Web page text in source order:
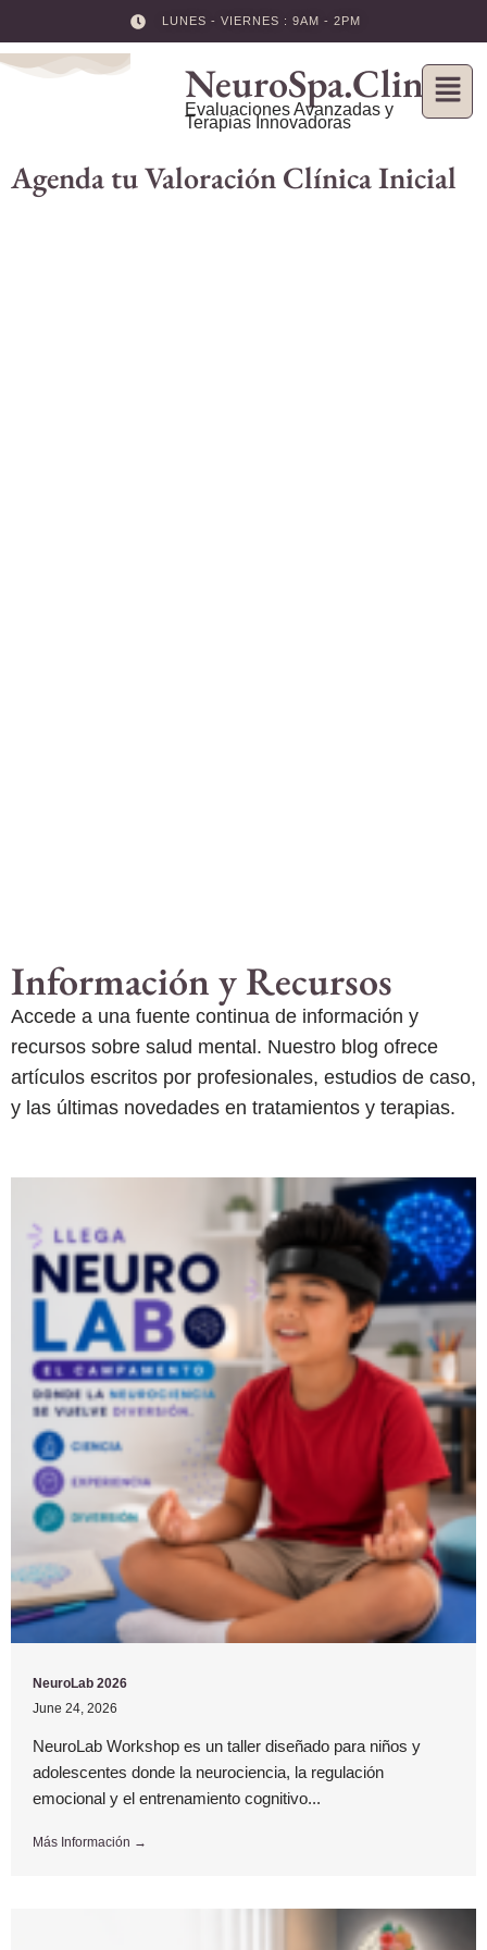
Skip
LUNES - VIERNES : 9AM - 2PM
NeuroSpa.Clinic
Evaluaciones Avanzadas y
Terapias Innovadoras
Agenda tu Valoración Clínica Inicial
Información y Recursos
Accede a una fuente continua de información y
recursos sobre salud mental. Nuestro blog ofrece
artículos escritos por profesionales, estudios de caso,
y las últimas novedades en tratamientos y terapias.
NeuroLab 2026
June 24, 2026
NeuroLab Workshop es un taller diseñado para niños y
adolescentes donde la neurociencia, la regulación
emocional y el entrenamiento cognitivo...
Más Información →